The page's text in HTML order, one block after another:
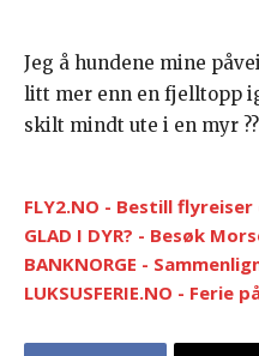
Jeg å hundene mine
litt mer enn en fjelltopp
skilt mindt ute i en myr
FLY2.NO - Bestill
GLAD I DYR? - Besøk
BANKNORGE -
LUKSUSFERIE.NO - Ferie